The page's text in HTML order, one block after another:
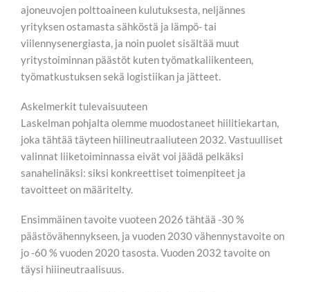
ajoneuvojen polttoaineen kulutuksesta, neljännes
yrityksen ostamasta sähköstä ja lämpö- tai
viilennysenergiasta, ja noin puolet sisältää muut
yritystoiminnan päästöt kuten työmatkaliikenteen,
työmatkustuksen sekä logistiikan ja jätteet.
Askelmerkit tulevaisuuteen
Laskelman pohjalta olemme muodostaneet hiilitiekartan,
joka tähtää täyteen hiilineutraaliuteen 2032. Vastuulliset
valinnat liiketoiminnassa eivät voi jäädä pelkäksi
sanahelinäksi: siksi konkreettiset toimenpiteet ja
tavoitteet on määritelty.
Ensimmäinen tavoite vuoteen 2026 tähtää -30 %
päästövähennykseen, ja vuoden 2030 vähennystavoite on
jo -60 % vuoden 2020 tasosta. Vuoden 2032 tavoite on
täysi hiiineutraalisuus.